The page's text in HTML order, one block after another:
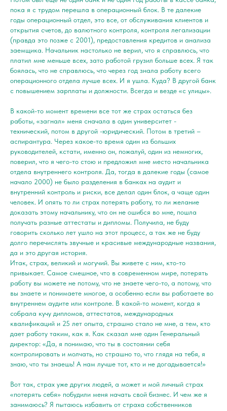
пока я с трудом перешла в операционный блок. В те далекие
годы операционный отдел, это все, от обслуживания клиентов и
открытия счетов, до валютного контроля, контроля легализации
(правда это позже с 2001), предоставления кредитов и анализа
заемщика. Начальник настолько не верил, что я справлюсь, что
платил мне меньше всех, зато работой грузил больше всех. Я так
боялась, что не справлюсь, что через год знала работу всего
операционного отдела лучше всех. И я ушла. Куда? В другой банк
с повышением зарплаты и должности. Всегда и везде «с улицы».
В какой-то момент времени все тот же страх остаться без
работы, «загнал» меня сначала в один университет -
технический, потом в другой -юридический. Потом в третий –
аспирантура. Через какое-то время один из больших
руководителей, кстати, именно он, пожалуй, один из немногих,
поверил, что я чего-то стою и предложил мне место начальника
отдела внутреннего контроля. Да, тогда в далекие годы (самое
начало 2000) не было разделения в банках на аудит и
внутренний контроль и риски, все делал один блок, а чаще один
человек. И опять то ли страх потерять работу, то ли желание
доказать этому начальнику, что он не ошибся во мне, пошла
получать разные аттестаты и дипломы. Получила, не буду
говорить сколько лет ушло на этот процесс, а так же не буду
долго перечислять звучные и красивые международные названия,
да и это другая история.
Итак, страх, великий и могучий. Вы живете с ним, кто-то
привыкает. Самое смешное, что в современном мире, потерять
работу вы можете не потому, что не знаете чего-то, а потому, что
вы знаете и понимаете многое, а особенно если вы работаете во
внутреннем аудите или контроле. В какой-то момент, когда я
собрала кучу дипломов, аттестатов, международных
квалификаций и 25 лет опыта, страшно стало не мне, а тем, кто
дает работу таким, как я. Как сказал мне один Генеральный
директор: «Да, я понимаю, что ты в состоянии себя
контролировать и молчать, но страшно то, что глядя на тебя, я
знаю, что ты знаешь! А нам лучше тот, кто и не догадывается!»
Вот так, страх уже других людей, а может и мой личный страх
«потерять себя» побудили меня начать свой бизнес. И чем же я
занимаюсь? Я пытаюсь избавить от страха собственников